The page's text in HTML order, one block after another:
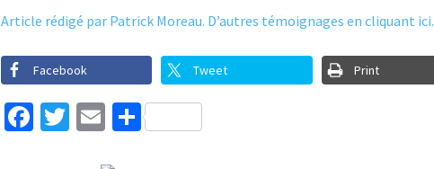
Article rédigé par Patrick Moreau. D’autres témoignages en cliquant ici.
Facebook Tweet Print
Facebook
Twitter
EmailPartager